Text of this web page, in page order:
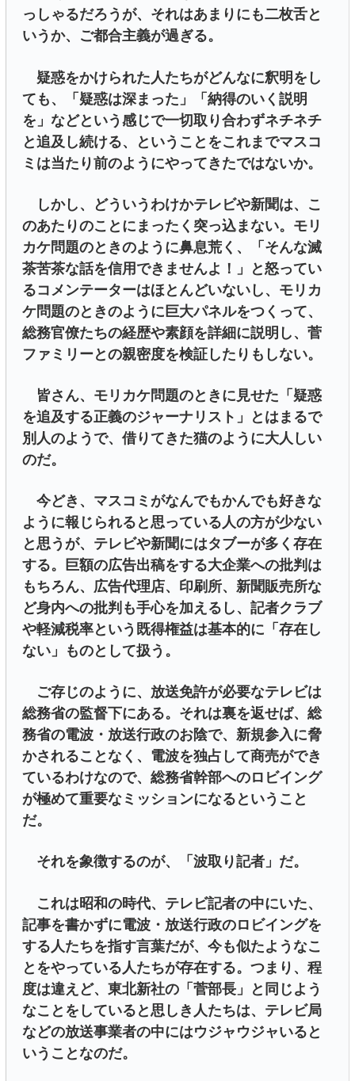
っしゃるだろうが、それはあまりにも二枚舌と
いうか、ご都合主義が過ぎる。
疑惑をかけられた人たちがどんなに釈明をし
ても、「疑惑は深まった」「納得のいく説明
を」などという感じで一切取り合わずネチネチ
と追及し続ける、ということをこれまでマスコ
ミは当たり前のようにやってきたではないか。
しかし、どういうわけかテレビや新聞は、こ
のあたりのことにまったく突っ込まない。モリ
カケ問題のときのように鼻息荒く、「そんな滅
茶苦茶な話を信用できませんよ！」と怒ってい
るコメンテーターはほとんどいないし、モリカ
ケ問題のときのように巨大パネルをつくって、
総務官僚たちの経歴や素顔を詳細に説明し、菅
ファミリーとの親密度を検証したりもしない。
皆さん、モリカケ問題のときに見せた「疑惑
を追及する正義のジャーナリスト」とはまるで
別人のようで、借りてきた猫のように大人しい
のだ。
今どき、マスコミがなんでもかんでも好きな
ように報じられると思っている人の方が少ない
と思うが、テレビや新聞にはタブーが多く存在
する。巨額の広告出稿をする大企業への批判は
もちろん、広告代理店、印刷所、新聞販売所な
ど身内への批判も手心を加えるし、記者クラブ
や軽減税率という既得権益は基本的に「存在し
ない」ものとして扱う。
ご存じのように、放送免許が必要なテレビは
総務省の監督下にある。それは裏を返せば、総
務省の電波・放送行政のお陰で、新規参入に脅
かされることなく、電波を独占して商売ができ
ているわけなので、総務省幹部へのロビイング
が極めて重要なミッションになるということ
だ。
それを象徴するのが、「波取り記者」だ。
これは昭和の時代、テレビ記者の中にいた、
記事を書かずに電波・放送行政のロビイングを
する人たちを指す言葉だが、今も似たようなこ
とをやっている人たちが存在する。つまり、程
度は違えど、東北新社の「菅部長」と同じよう
なことをしていると思しき人たちは、テレビ局
などの放送事業者の中にはウジャウジャいると
いうことなのだ。